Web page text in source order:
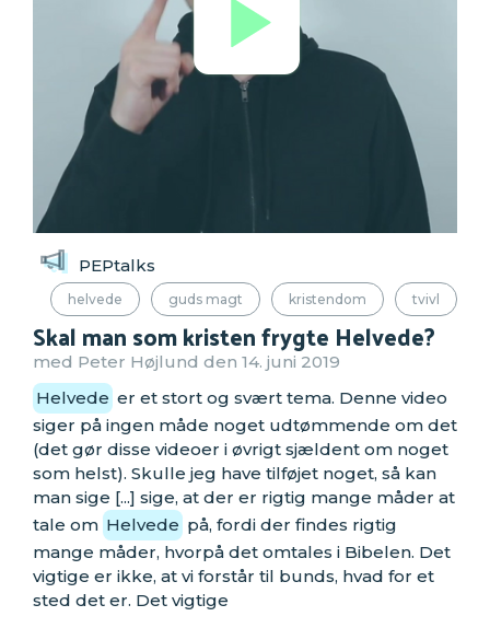
PEPtalks
helvede guds magt kristendom tvivl
Skal man som kristen frygte Helvede?
med Peter Højlund den 14. juni 2019
Helvede er et stort og svært tema. Denne video
siger på ingen måde noget udtømmende om det
(det gør disse videoer i øvrigt sjældent om noget
som helst). Skulle jeg have tilføjet noget, så kan
man sige [...] sige, at der er rigtig mange måder at
tale om Helvede på, fordi der findes rigtig
mange måder, hvorpå det omtales i Bibelen. Det
vigtige er ikke, at vi forstår til bunds, hvad for et
sted det er. Det vigtige